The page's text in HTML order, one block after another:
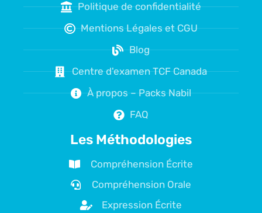
Politique de confidentialité
Mentions Légales et CGU
Blog
Centre d'examen TCF Canada
À propos – Packs Nabil
FAQ
Les Méthodologies
Compréhension Écrite
Compréhension Orale
Expression Écrite